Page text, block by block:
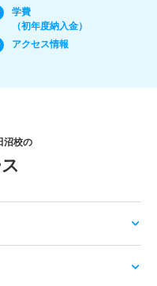
学費
（初年度納入金）
アクセス情報
沼校の